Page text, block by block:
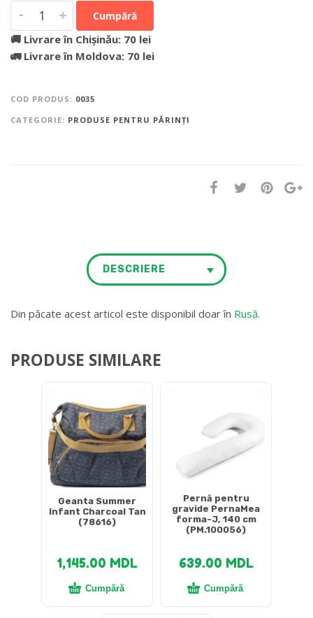
- + Cumpără
🚚 Livrare în Chișinău: 70 lei
🚛 Livrare în Moldova: 70 lei
COD PRODUS: 0035
CATEGORIE: PRODUSE PENTRU PĂRINȚI
DESCRIERE
Din păcate acest articol este disponibil doar în Rusă.
PRODUSE SIMILARE
Geanta Summer
Infant Charcoal Tan
(78616)
1,145.00 MDL
Cumpără
Pernă pentru
gravide PernaMea
forma-J, 140 cm
(PM.100056)
639.00 MDL
Cumpără